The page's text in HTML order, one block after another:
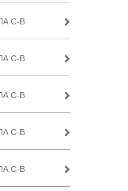
C-B
C-B
C-B
C-B
C-B